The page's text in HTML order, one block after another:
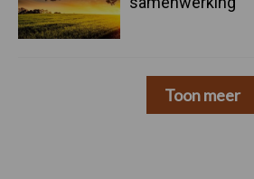
Toon meer